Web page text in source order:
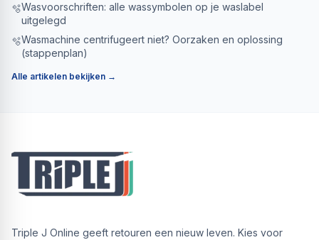
🫧Wasvoorschriften: alle wassymbolen op je waslabel
uitgelegd
🫧Wasmachine centrifugeert niet? Oorzaken en oplossing
(stappenplan)
Alle artikelen bekijken →
Triple J Online geeft retouren een nieuw leven. Kies voor